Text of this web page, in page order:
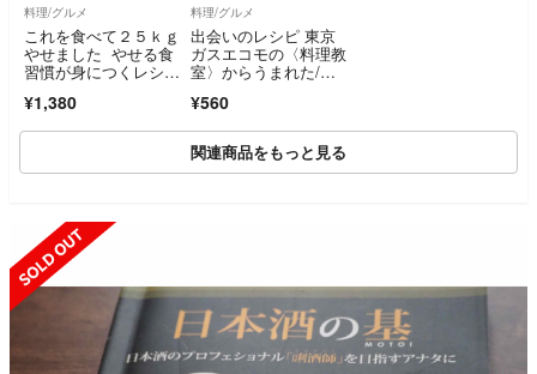
料理/グルメ
これを食べて２５ｋｇ
やせました やせる食
習慣が身につくレシピ
(著者)
¥1,380
料理/グルメ
出会いのレシピ 東京
ガスエコモの〈料理教
室〉からうまれた/神
エコモ株式会社（単行
本）
¥560
関連商品をもっと見る